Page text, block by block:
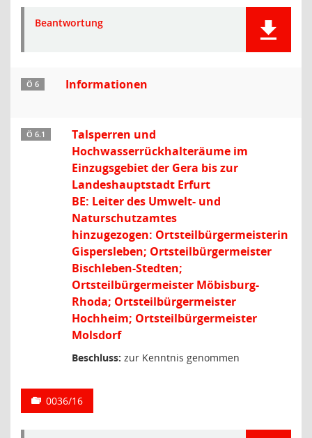
Beantwortung
Ö 6 Informationen
Ö 6.1
Talsperren und
Hochwasserrückhalteräume im
Einzugsgebiet der Gera bis zur
Landeshauptstadt Erfurt
BE: Leiter des Umwelt- und
Naturschutzamtes
hinzugezogen: Ortsteilbürgermeisterin
Gispersleben; Ortsteilbürgermeister
Bischleben-Stedten;
Ortsteilbürgermeister Möbisburg-
Rhoda; Ortsteilbürgermeister
Hochheim; Ortsteilbürgermeister
Molsdorf
Beschluss: zur Kenntnis genommen
0036/16